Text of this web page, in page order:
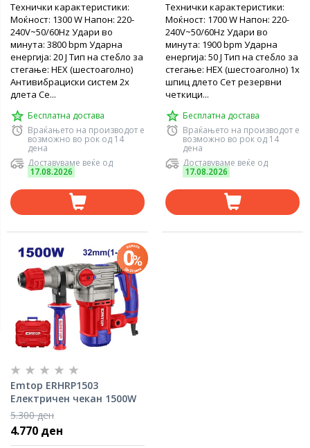
Технички карактеристики:
Моќност: 1300 W Напон: 220-
240V~50/60Hz Удари во
минута: 3800 bpm Ударна
енергија: 20 J Тип на стебло за
стегање: HEX (шестоаголно)
Aнтивибрациски систем 2х
длета Се...
Бесплатна достава
Враќањето на производот е
возможно во рок од 14
дена
Доставуваме веќе од
17.08.2026
Технички карактеристики:
Моќност: 1700 W Напон: 220-
240V~50/60Hz Удари во
минута: 1900 bpm Ударна
енергија: 50 J Тип на стебло за
стегање: HEX (шестоаголно) 1х
шпиц длето Сет резервни
четкици...
Бесплатна достава
Враќањето на производот е
возможно во рок од 14
дена
Доставуваме веќе од
17.08.2026
Emtop ERHRP1503
Електричен чекан 1500W
5.300 ден
4.770 ден